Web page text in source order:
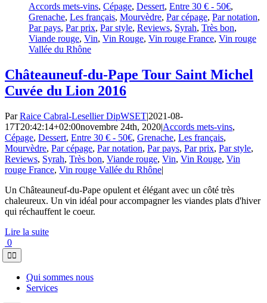
Accords mets-vins, Cépage, Dessert, Entre 30 € - 50€,
Grenache, Les français, Mourvèdre, Par cépage, Par notation,
Par pays, Par prix, Par style, Reviews, Syrah, Très bon,
Viande rouge, Vin, Vin Rouge, Vin rouge France, Vin rouge
Vallée du Rhône
Châteauneuf-du-Pape Tour Saint Michel
Cuvée du Lion 2016
ParRaice Cabral-Lesellier DipWSET|2021-08-
17T20:42:14+02:00novembre 24th, 2020|Accords mets-vins,
Cépage, Dessert, Entre 30 € - 50€, Grenache, Les français,
Mourvèdre, Par cépage, Par notation, Par pays, Par prix, Par style,
Reviews, Syrah, Très bon, Viande rouge, Vin, Vin Rouge, Vin
rouge France, Vin rouge Vallée du Rhône|
Un Châteauneuf-du-Pape opulent et élégant avec un côté très
chaleureux. Un vin idéal pour accompagner les viandes plats d'hiver
qui réchauffent le coeur.
Lire la suite
0
Toggle
Navigation
Qui sommes nous
Services